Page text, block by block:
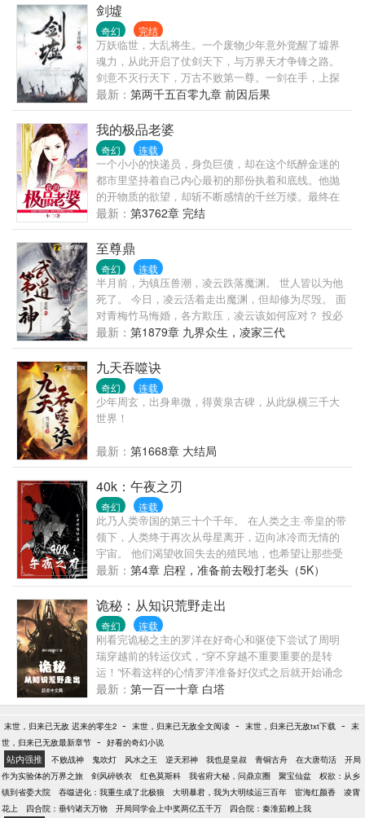
剑墟
奇幻 完结
万妖临世，大乱将生。一个废物少年意外觉醒了墟界
魂力，从此开启了仗剑天下，与万界天才争锋之路。
剑意不灭行天下，万古不败第一尊。一剑在手，上探
九霄，下闯幽府，争霸异界，让天下万剑朝宗！
最新： 第两千五百零九章 前因后果
我的极品老婆
奇幻 连载
一个小小的快递员，身负巨债，却在这个纸醉金迷的
都市里坚持着自己内心最初的那份执着和底线。他抛
的开物质的欲望，却斩不断感情的千丝万缕。最终在
红颜的情愫中苦苦挣扎……
最新： 第3762章 完结
至尊鼎
奇幻 连载
半月前，为镇压兽潮，凌云跌落魔渊。 世人皆以为他
死了。 今日，凌云活着走出魔渊，但却修为尽毁。 面
对青梅竹马悔婚，各方欺压，凌云该如何应对？ 投必
读票加更！
最新： 第1879章 九界众生，凌家三代
九天吞噬诀
奇幻 连载
少年周玄，出身卑微，得黄泉古碑，从此纵横三千大
世界！
最新： 第1668章 大结局
40k：午夜之刃
奇幻 连载
此乃人类帝国的第三十个千年。 在人类之主·帝皇的带
领下，人类终于再次从母星离开，迈向冰冷而无情的
宇宙。 他们渴望收回失去的殖民地，也希望让那些受
着痛苦折磨的人们回到帝皇的光辉之下。 此时此刻，
人类还对未来怀揣着美好的愿景。 此时此刻，没人知
道未来会发生什么。 而故事，则开始于一个名为诺斯
特拉莫的偏远星球之上。 卡里尔·洛哈尔斯。 你应该
记住这个名字。 （战锤同人。）
最新： 第4章 启程，准备前去殴打老头（5K）
诡秘：从知识荒野走出
奇幻 连载
刚看完诡秘之主的罗洋在好奇心和驱使下尝试了周明
瑞穿越前的转运仪式，“穿不穿越不重要重要的是转
运！”怀着这样的心情罗洋准备好仪式之后就开始诵念
起了愚者的尊名：不属于这个时代的愚者；灰雾之上
的神秘主宰；执掌好运的黄黑之王... 坏消息：转运仪
式并不能转运 更坏的消息：转运仪式真的可以让人穿
最新： 第一百一十章 白塔
末世，归来已无敌 迟来的零生2 - 末世，归来已无敌全文阅读 - 末世，归来已无敌txt下载 - 末
世，归来已无敌最新章节 - 好看的奇幻小说
站内强推 不败战神 鬼吹灯 风水之王 逆天邪神 我也是皇叔 青铜古舟 在大唐苟活
开局
作为实验体的万界之旅
剑风碎铁衣 红色莫斯科 我省府大秘，问鼎京圈 聚宝仙盆
权欲：从乡
镇到省委大院
吞噬进化：我重生成了北极狼 大明暴君，我为大明续运三百年 宦海红颜香
凌霄
花上
四合院：垂钓诸天万物 开局同学会上中奖两亿五千万 四合院：秦淮茹赖上我